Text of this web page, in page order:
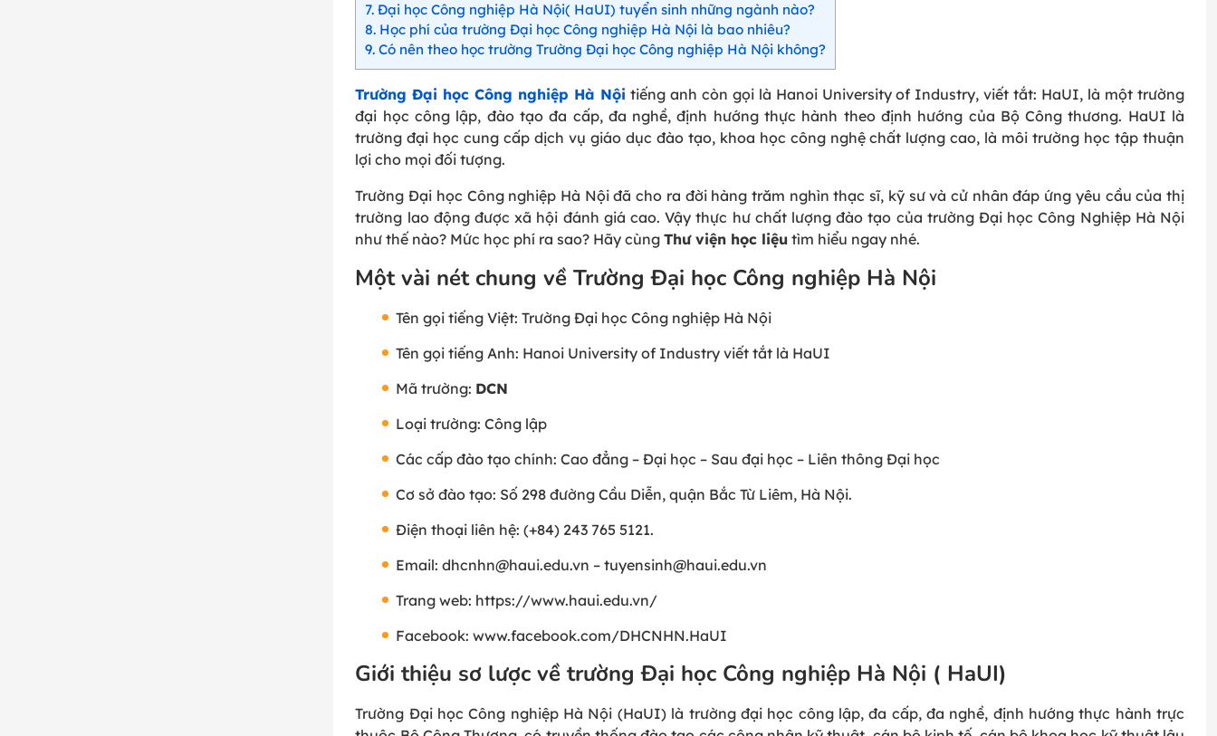
7 Đại học Công nghiệp Hà Nội( HaUI) tuyển sinh những ngành nào?
8 Học phí của trường Đại học Công nghiệp Hà Nội là bao nhiêu?
9 Có nên theo học trường Trường Đại học Công nghiệp Hà Nội không?
Trường Đại học Công nghiệp Hà Nội tiếng anh còn gọi là Hanoi University of Industry, viết tắt: HaUI, là một trường
đại học công lập, đào tạo đa cấp, đa nghề, định hướng thực hành theo định hướng của Bộ Công thương. HaUI là
trường đại học cung cấp dịch vụ giáo dục đào tạo, khoa học công nghệ chất lượng cao, là môi trường học tập thuận
lợi cho mọi đối tượng.
Trường Đại học Công nghiệp Hà Nội đã cho ra đời hàng trăm nghìn thạc sĩ, kỹ sư và cử nhân đáp ứng yêu cầu của thị
trường lao động được xã hội đánh giá cao. Vậy thực hư chất lượng đào tạo của trường Đại học Công Nghiệp Hà Nội
như thế nào? Mức học phí ra sao? Hãy cùngThư viện học liệu tìm hiểu ngay nhé.
Một vài nét chung về Trường Đại học Công nghiệp Hà Nội
Tên gọi tiếng Việt: Trường Đại học Công nghiệp Hà Nội
Tên gọi tiếng Anh: Hanoi University of Industry viết tắt là HaUI
Mã trường: DCN
Loại trường: Công lập
Các cấp đào tạo chính: Cao đẳng – Đại học – Sau đại học – Liên thông Đại học
Cơ sở đào tạo: Số 298 đường Cầu Diễn, quận Bắc Từ Liêm, Hà Nội.
Điện thoại liên hệ: (+84) 243 765 5121.
Email: dhcnhn@haui.edu.vn – tuyensinh@haui.edu.vn
Trang web: https://www.haui.edu.vn/
Facebook: www.facebook.com/DHCNHN.HaUI
Giới thiệu sơ lược về trường Đại học Công nghiệp Hà Nội ( HaUI)
Trường Đại học Công nghiệp Hà Nội (HaUI) là trường đại học công lập, đa cấp, đa nghề, định hướng thực hành trực